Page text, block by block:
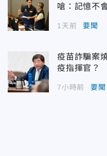
嗆：記憶不
1天前 要聞
疫苗詐騙案
疫指揮官？
7小時前 要聞